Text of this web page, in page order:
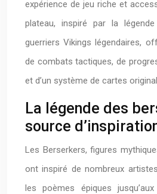
expérience de jeu riche et
plateau, inspiré par la
guerriers Vikings légendaires,
de combats tactiques, de
et d’un système de cartes
La légende des
source
Les Berserkers, figures
ont inspiré de nombreux
les poèmes épiques